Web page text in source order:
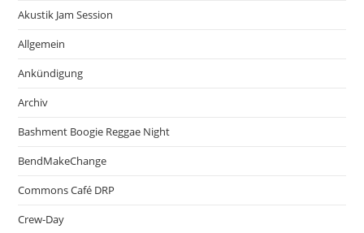
Akustik Jam Session
Allgemein
Ankündigung
Archiv
Bashment Boogie Reggae Night
BendMakeChange
Commons Café DRP
Crew-Day